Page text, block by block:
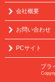
会社概要
お問い合わせ
PCサイト
プラ